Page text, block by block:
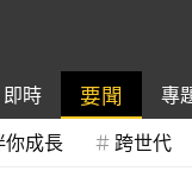
即時 要聞 專
你成長 跨世代